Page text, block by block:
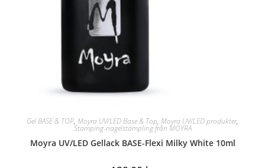
Gel BASE & TOP, Moyra UV/LED Base & Top, Moyra UV/LED produkter,
Stamping-nagelstämpling från MOYRA
Moyra UV/LED Gellack BASE-Flexi Milky White 10ml